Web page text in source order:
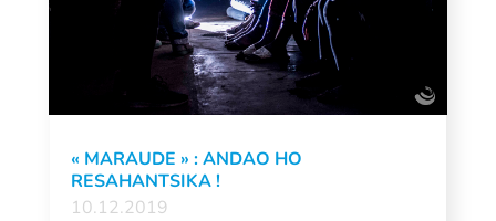
« MARAUDE » : ANDAO HO
RESAHANTSIKA !
10.12.2019